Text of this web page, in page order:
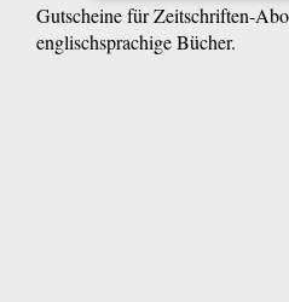
Gutscheine für Zeitschriften-
englischsprachige Bücher.